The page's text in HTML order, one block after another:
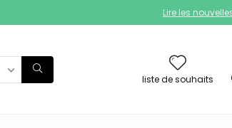
Lire les
liste de souhaits